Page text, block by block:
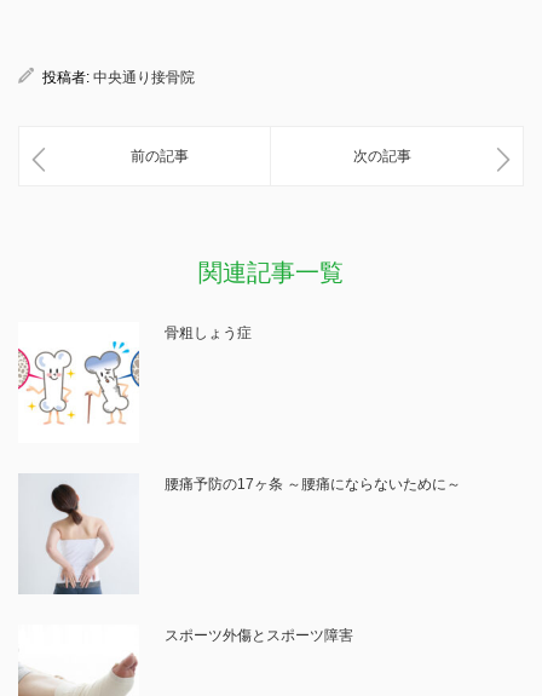
投稿者: 中央通り接骨院
前の記事 次の記事
関連記事一覧
骨粗しょう症
腰痛予防の17ヶ条 ～腰痛にならないために～
スポーツ外傷とスポーツ障害